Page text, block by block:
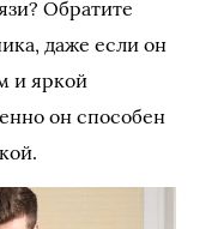
Обратите
даже если он
и яркой
он способен